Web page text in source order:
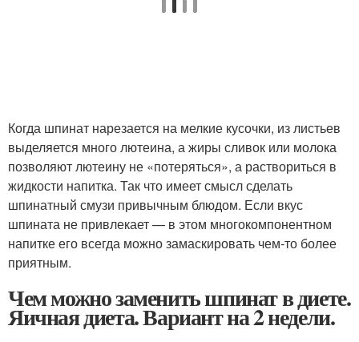
Когда шпинат нарезается на мелкие кусочки, из листьев
выделяется много лютеина, а жиры сливок или молока
позволяют лютеину не «потеряться», а раствориться в
жидкости напитка. Так что имеет смысл сделать
шпинатный смузи привычным блюдом. Если вкус
шпината не привлекает — в этом многокомпонентном
напитке его всегда можно замаскировать чем-то более
приятным.
Чем можно заменить шпинат в диете.
Яичная диета. Вариант на 2 недели.